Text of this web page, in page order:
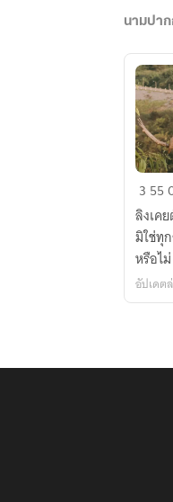
นามปาก
ข้อ
เขียน
ของ
ลิง
3 55
ลิงเค
มิใช่ทุ
หรือไ
อัปเดต